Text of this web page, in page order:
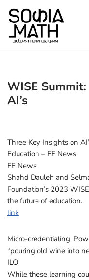
Продължете
към
WISE
AI’s
Three Key Insights on
Education – FE News
FE News
Shahd Dauleh and
Foundation’s 2023
the future of education.
link
Micro-credentialing:
“pouring old wine into
ILO
While these learning